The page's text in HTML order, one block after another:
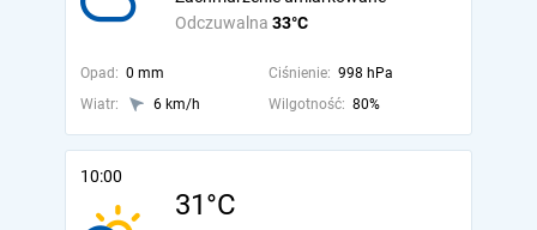
Odczuwalna 33°C
Opad: 0 mm Ciśnienie: 998 hPa
Wiatr:
6 km/h Wilgotność: 80%
10:00
31°C